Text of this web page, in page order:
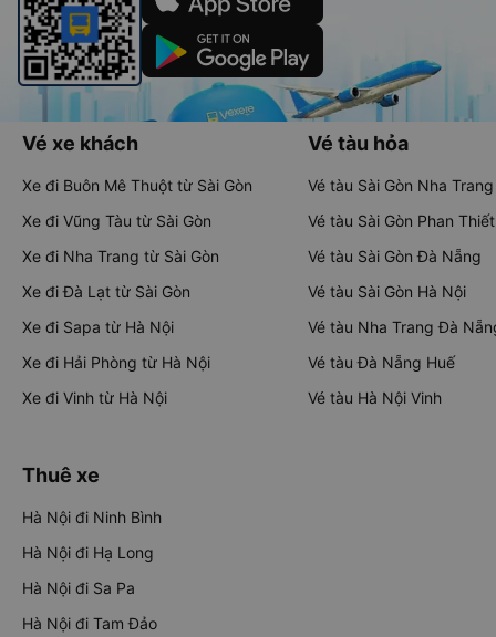
Vé xe khách
Xe đi Buôn Mê Thuột từ Sài Gòn
Xe đi Vũng Tàu từ Sài Gòn
Xe đi Nha Trang từ Sài Gòn
Xe đi Đà Lạt từ Sài Gòn
Xe đi Sapa từ Hà Nội
Xe đi Hải Phòng từ Hà Nội
Xe đi Vinh từ Hà Nội
Vé tàu hỏa
Vé tàu Sài Gòn Nha Trang
Vé tàu Sài Gòn Phan Thiết
Vé tàu Sài Gòn Đà Nẵng
Vé tàu Sài Gòn Hà Nội
Vé tàu Nha Trang Đà
Vé tàu Đà Nẵng Huế
Vé tàu Hà Nội Vinh
Thuê xe
Hà Nội đi Ninh Bình
Hà Nội đi Hạ Long
Hà Nội đi Sa Pa
Hà Nội đi Tam Đảo